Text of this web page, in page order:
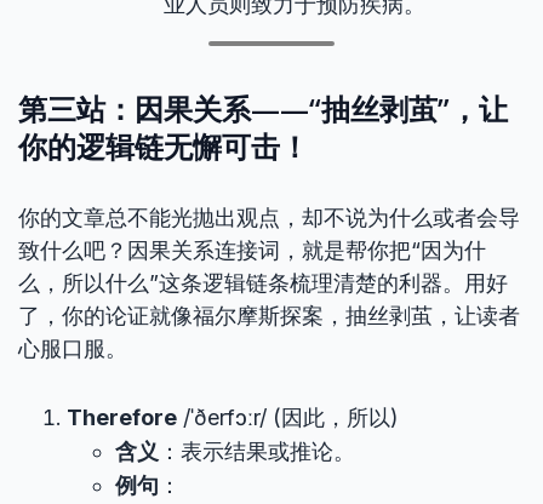
第三站：因果关系——“抽丝剥茧”，让
你的逻辑链无懈可击！
你的文章总不能光抛出观点，却不说为什么或者会导
致什么吧？因果关系连接词，就是帮你把“因为什
么，所以什么”这条逻辑链条梳理清楚的利器。用好
了，你的论证就像福尔摩斯探案，抽丝剥茧，让读者
心服口服。
Therefore /ˈðerfɔːr/ (因此，所以)
含义 ：表示结果或推论。
例句 ：